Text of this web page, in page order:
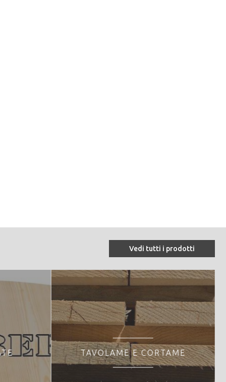
Vedi tutti i prodotti
TAVOLAME E CORTAME